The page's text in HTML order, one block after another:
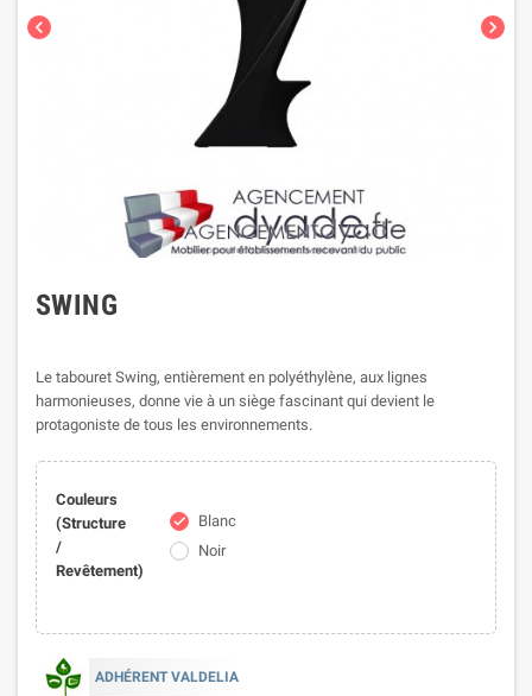
chevron_left chevron_right
SWING
Le tabouret Swing, entièrement en polyéthylène, aux lignes
harmonieuses, donne vie à un siège fascinant qui devient le
protagoniste de tous les environnements.
Couleurs
(Structure
/
Revêtement)
check
Blanc
Noir
ADHÉRENT VALDELIA